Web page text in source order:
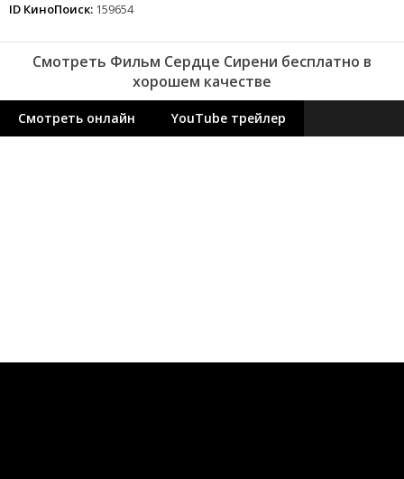
ID КиноПоиск: 159654
Смотреть Фильм Сердце Сирени бесплатно в
хорошем качестве
Смотреть онлайн YouTube трейлер